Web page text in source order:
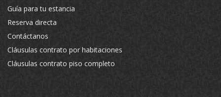
Guía para tu estancia
Reserva directa
Contáctanos
Cláusulas contrato por habitaciones
Cláusulas contrato piso completo